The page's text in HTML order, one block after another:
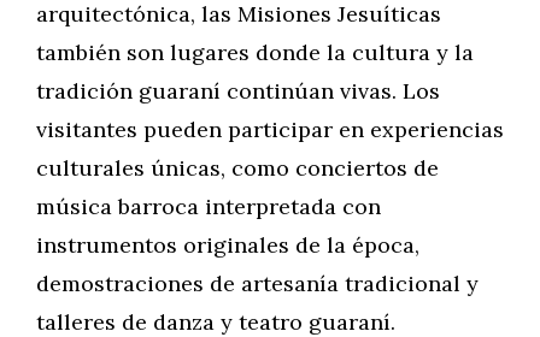
arquitectónica, las Misiones Jesuíticas
también son lugares donde la cultura y la
tradición guaraní continúan vivas. Los
visitantes pueden participar en experiencias
culturales únicas, como conciertos de
música barroca interpretada con
instrumentos originales de la época,
demostraciones de artesanía tradicional y
talleres de danza y teatro guaraní.